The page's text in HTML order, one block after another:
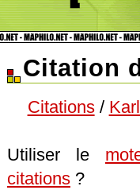
Citation
Citations/
Utiliser le
citations ?